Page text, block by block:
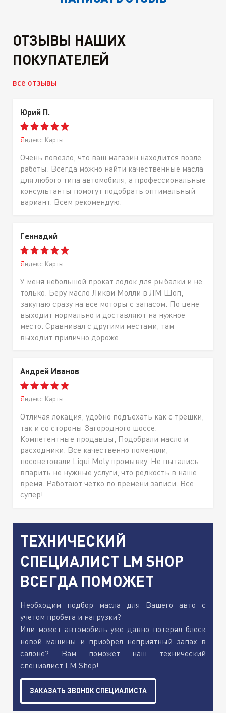
ОТЗЫВЫ НАШИХ
ПОКУПАТЕЛЕЙ
все отзывы
Юрий П.
Яндекс.Карты
Очень повезло, что ваш магазин находится возле
работы. Всегда можно найти качественные масла
для любого типа автомобиля, а профессиональные
консультанты помогут подобрать оптимальный
вариант. Всем рекомендую.
Геннадий
Яндекс.Карты
У меня небольшой прокат лодок для рыбалки и не
только. Беру масло Ликви Молли в ЛМ Шоп,
закупаю сразу на все моторы с запасом. По цене
выходит нормально и доставляют на нужное
место. Сравнивал с другими местами, там
выходит прилично дороже.
Андрей Иванов
Яндекс.Карты
Отличая локация, удобно подъехать как с трешки,
так и со стороны Загородного шоссе.
Компетентные продавцы, Подобрали масло и
расходники. Все качественно поменяли,
посоветовали Liqui Moly промывку. Не пытались
впарить не нужные услуги, что редкость в наше
время. Работают четко по времени записи. Все
супер!
ТЕХНИЧЕСКИЙ
СПЕЦИАЛИСТ LM SHOP
ВСЕГДА ПОМОЖЕТ
Необходим подбор масла для Вашего авто с
учетом пробега и нагрузки?
Или может автомобиль уже давно потерял блеск
новой машины и приобрел неприятный запах в
салоне? Вам поможет наш технический
специалист LM Shop!
ЗАКАЗАТЬ ЗВОНОК СПЕЦИАЛИСТА